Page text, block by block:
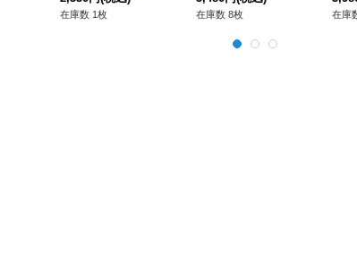
ー》
在庫数 1枚 在庫数 8枚 在庫